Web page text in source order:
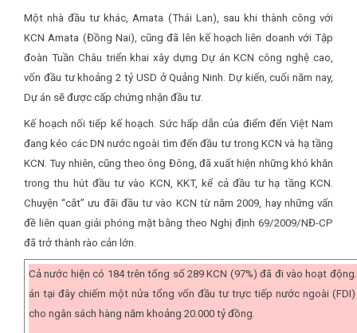
Một nhà đầu tư khác, Amata (Thái Lan), sau khi thành công với
KCN Amata (Đồng Nai), cũng đã lên kế hoạch liên doanh với Tập
đoàn Tuần Châu triển khai xây dựng Dự án KCN công nghệ cao,
vốn đầu tư khoảng 2 tỷ USD ở Quảng Ninh. Dự kiến, cuối năm nay,
Dự án sẽ được cấp chứng nhận đầu tư.
Kế hoạch nối tiếp kế hoạch. Sức hấp dẫn của điểm đến Việt Nam
đang kéo các DN nước ngoài tìm đến đầu tư trong KCN và hạ tầng
KCN. Tuy nhiên, cũng theo ông Đông, đã xuất hiện những khó khăn
trong thu hút đầu tư vào KCN, KKT, kể cả đầu tư hạ tầng KCN.
Chuyện “cắt” ưu đãi đầu tư vào KCN từ năm 2009, hay những vấn
đề liên quan giải phóng mặt bằng theo Nghị định 69/2009/NĐ-CP
đã trở thành rào cản lớn.
Cả nước hiện có 184 trên tổng số 289 KCN (97%) đã đi vào hoạt
án tại đây chiếm một nửa tổng vốn đầu tư trực tiếp nước ngoài
cho ngân sách hàng năm khoảng 20.000 tỷ đồng.